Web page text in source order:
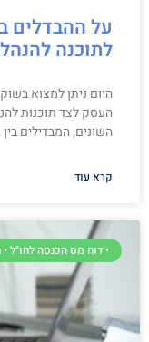
על ההבדלים
לתוכנה
היום ניתן למצוא
העסק לצד תוכנות
השונים, המבדילים בין
קרא עוד
• דוח מס הכנסה לחו"ל